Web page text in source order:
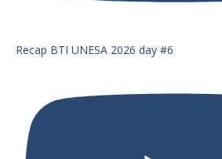
Recap BTI UNESA 2026 day #6